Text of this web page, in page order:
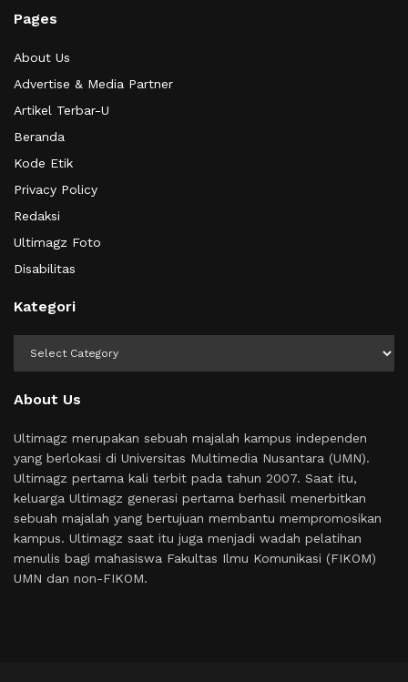
Pages
About Us
Advertise & Media Partner
Artikel Terbar-U
Beranda
Kode Etik
Privacy Policy
Redaksi
Ultimagz Foto
Disabilitas
Kategori
About Us
Ultimagz merupakan sebuah majalah kampus independen
yang berlokasi di Universitas Multimedia Nusantara (UMN).
Ultimagz pertama kali terbit pada tahun 2007. Saat itu,
keluarga Ultimagz generasi pertama berhasil menerbitkan
sebuah majalah yang bertujuan membantu mempromosikan
kampus. Ultimagz saat itu juga menjadi wadah pelatihan
menulis bagi mahasiswa Fakultas Ilmu Komunikasi (FIKOM)
UMN dan non-FIKOM.